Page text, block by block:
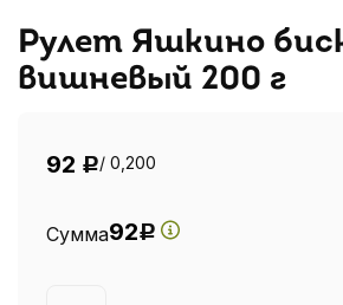
Рулет Яшкино
вишневый 200 г
92 Р/ 0,200
Сумма92Р